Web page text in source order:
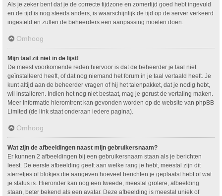
Als je zeker bent dat je de correcte tijdzone en zomertijd goed hebt ingevuld
en de tijd is nog steeds anders, is waarschijnlijk de tijd op de server verkeerd
ingesteld en zullen de beheerders een aanpassing moeten doen.
Omhoog
Mijn taal zit niet in de lijst!
De meest voorkomende reden hiervoor is dat de beheerder je taal niet
geïnstalleerd heeft, of dat nog niemand het forum in je taal vertaald heeft. Je
kunt altijd aan de beheerder vragen of hij het talenpakket, dat je nodig hebt,
wil installeren. Indien het nog niet bestaat, mag je gerust de vertaling maken.
Meer informatie hieromtrent kan gevonden worden op de website van phpBB
Limited (de link staat onderaan iedere pagina).
Omhoog
Wat zijn de afbeeldingen naast mijn gebruikersnaam?
Er kunnen 2 afbeeldingen bij een gebruikersnaam staan als je berichten
leest. De eerste afbeelding geeft aan welke rang je hebt, meestal zijn dit
sterretjes of blokjes die aangeven hoeveel berichten je geplaatst hebt of wat
je status is. Hieronder kan nog een tweede, meestal grotere, afbeelding
staan, beter bekend als een avatar. Deze afbeelding is meestal uniek of